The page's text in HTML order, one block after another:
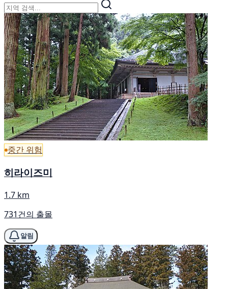
중간 위험
히라이즈미
1.7 km
731건의 출몰
알림